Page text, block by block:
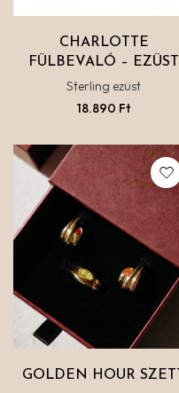
CHARLOTTE
FÜLBEVALÓ – EZÜST
Sterling ezüst
18.890 Ft
GOLDEN HOUR SZETT